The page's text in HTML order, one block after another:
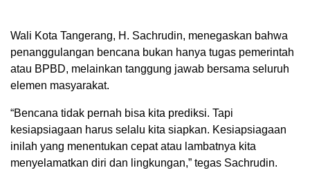
Wali Kota Tangerang, H. Sachrudin, menegaskan bahwa
penanggulangan bencana bukan hanya tugas pemerintah
atau BPBD, melainkan tanggung jawab bersama seluruh
elemen masyarakat.
“Bencana tidak pernah bisa kita prediksi. Tapi
kesiapsiagaan harus selalu kita siapkan. Kesiapsiagaan
inilah yang menentukan cepat atau lambatnya kita
menyelamatkan diri dan lingkungan,” tegas Sachrudin.